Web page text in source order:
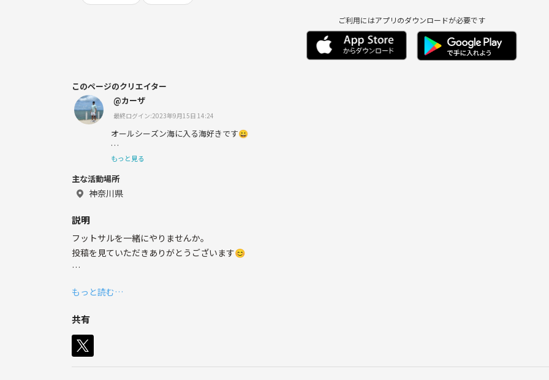
ご利用にはアプリのダウンロードが必要です
このページのクリエイター
@カーザ
最終ログイン:2023年9月15日 14:24
オールシーズン海に入る海好きです😀
小学-大学までサッカー部で過ごしてきました！
休みの日は、サーフィンに行くか、
フットサルをやっています！
よろしくお願いします！
もっと見る
主な活動場所
神奈川県
説明
フットサルを一緒にやりませんか。
投稿を見ていただきありがとうございます😊
小学-大学まで部活でサッカーをやってました⚽️
引退してからだいぶ経ち
久々に球を蹴って、熱が再燃し、
簡易型ですがゴールも購入しました。笑
もっと読む…
共有